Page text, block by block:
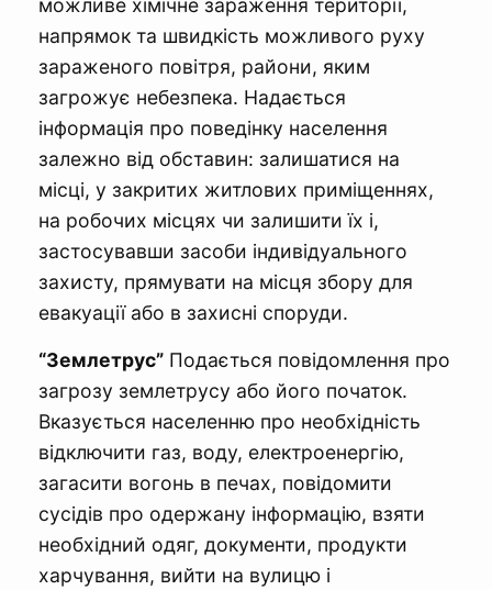
можливе хімічне зараження території,
напрямок та швидкість можливого руху
зараженого повітря, райони, яким
загрожує небезпека. Надається
інформація про поведінку населення
залежно від обставин: залишатися на
місці, у закритих житлових приміщеннях,
на робочих місцях чи залишити їх і,
застосувавши засоби індивідуального
захисту, прямувати на місця збору для
евакуації або в захисні споруди.
“Землетрус” Подається повідомлення про
загрозу землетрусу або його початок.
Вказується населенню про необхідність
відключити газ, воду, електроенергію,
загасити вогонь в печах, повідомити
сусідів про одержану інформацію, взяти
необхідний одяг, документи, продукти
харчування, вийти на вулицю і